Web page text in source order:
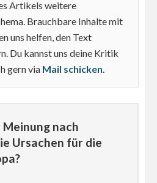
Artikels weitere
Brauchbare Inhalte mit
uns helfen, den Text
Du kannst uns deine Kritik
gern via Mail schicken.
nach
Ursachen für die